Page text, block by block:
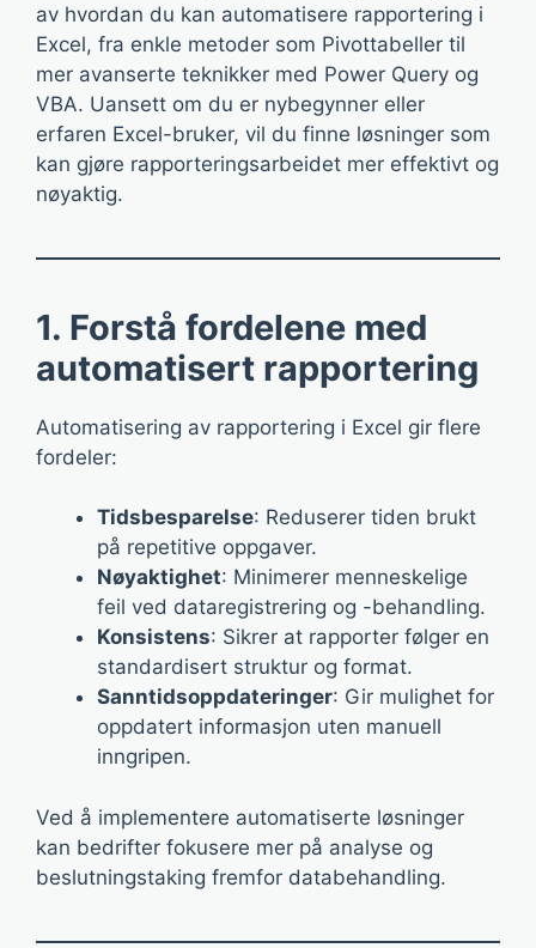
av hvordan du kan automatisere rapportering i
Excel, fra enkle metoder som Pivottabeller til
mer avanserte teknikker med Power Query og
VBA. Uansett om du er nybegynner eller
erfaren Excel-bruker, vil du finne løsninger som
kan gjøre rapporteringsarbeidet mer effektivt og
nøyaktig.
1. Forstå fordelene med
automatisert rapportering
Automatisering av rapportering i Excel gir flere
fordeler:
Tidsbesparelse: Reduserer tiden brukt
på repetitive oppgaver.
Nøyaktighet: Minimerer menneskelige
feil ved dataregistrering og -behandling.
Konsistens: Sikrer at rapporter følger en
standardisert struktur og format.
Sanntidsoppdateringer: Gir mulighet for
oppdatert informasjon uten manuell
inngripen.
Ved å implementere automatiserte løsninger
kan bedrifter fokusere mer på analyse og
beslutningstaking fremfor databehandling.